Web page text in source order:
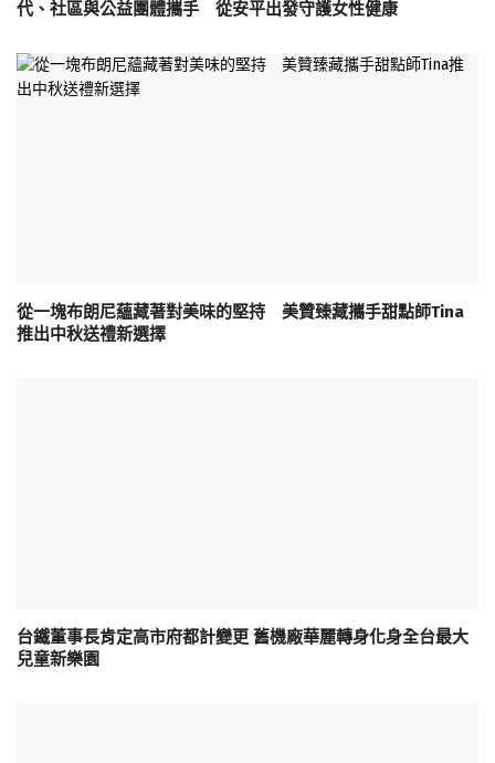
代、社區與公益團體攜手 從安平出發守護女性健康
從一塊布朗尼蘊藏著對美味的堅持 美贊臻藏攜手甜點師Tina
推出中秋送禮新選擇
台鐵董事長肯定高市府都計變更 舊機廠華麗轉身化身全台最大
兒童新樂園